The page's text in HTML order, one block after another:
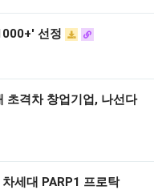
선정
초격차 창업기업, 나선다
세대 PARP1 프로탁